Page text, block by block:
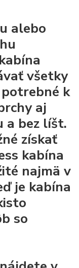
alebo
všetky
potrebné k
aj
a bez líšt.
získať
kabína
najmä v
je kabína
so